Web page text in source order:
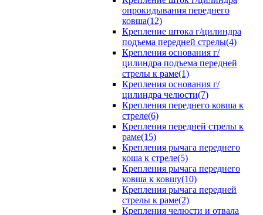
опрокидывания переднего
ковша(12)
Крепление штока г/цилиндра
подъема передней стрелы(4)
Крепления основания г/
цилиндра подъема передней
стрелы к раме(1)
Крепления основания г/
цилиндра челюсти(7)
Крепления переднего ковша к
стреле(6)
Крепления передней стрелы к
раме(15)
Крепления рычага переднего
коша к стреле(5)
Крепления рычага переднего
ковша к ковшу(10)
Крепления рычага передней
стрелы к раме(2)
Крепления челюсти и отвала